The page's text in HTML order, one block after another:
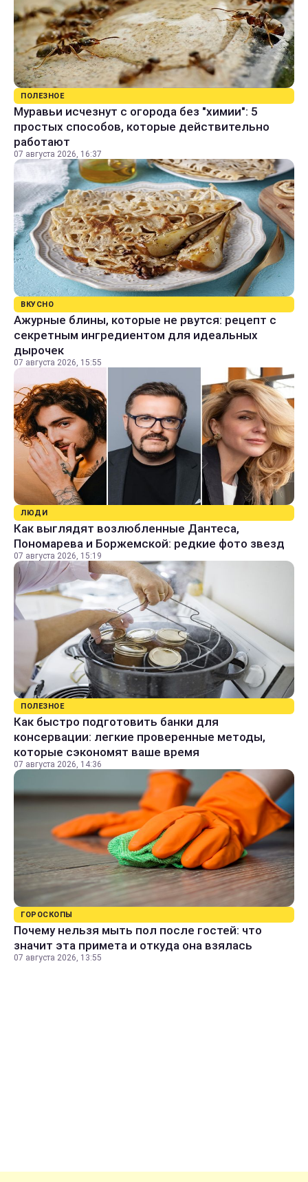
ПОЛЕЗНОЕ
Муравьи исчезнут с огорода без "химии": 5
простых способов, которые действительно
работают
07 августа 2026, 16:37
ВКУСНО
Ажурные блины, которые не рвутся: рецепт с
секретным ингредиентом для идеальных
дырочек
07 августа 2026, 15:55
ЛЮДИ
Как выглядят возлюбленные Дантеса,
Пономарева и Боржемской: редкие фото звезд
07 августа 2026, 15:19
ПОЛЕЗНОЕ
Как быстро подготовить банки для
консервации: легкие проверенные методы,
которые сэкономят ваше время
07 августа 2026, 14:36
ГОРОСКОПЫ
Почему нельзя мыть пол после гостей: что
значит эта примета и откуда она взялась
07 августа 2026, 13:55